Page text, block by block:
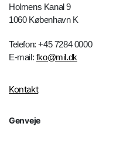
Holmens Kanal 9
1060 København K
Telefon: +45 7284 0000
E-mail: fko@mil.dk
Kontakt
Genveje